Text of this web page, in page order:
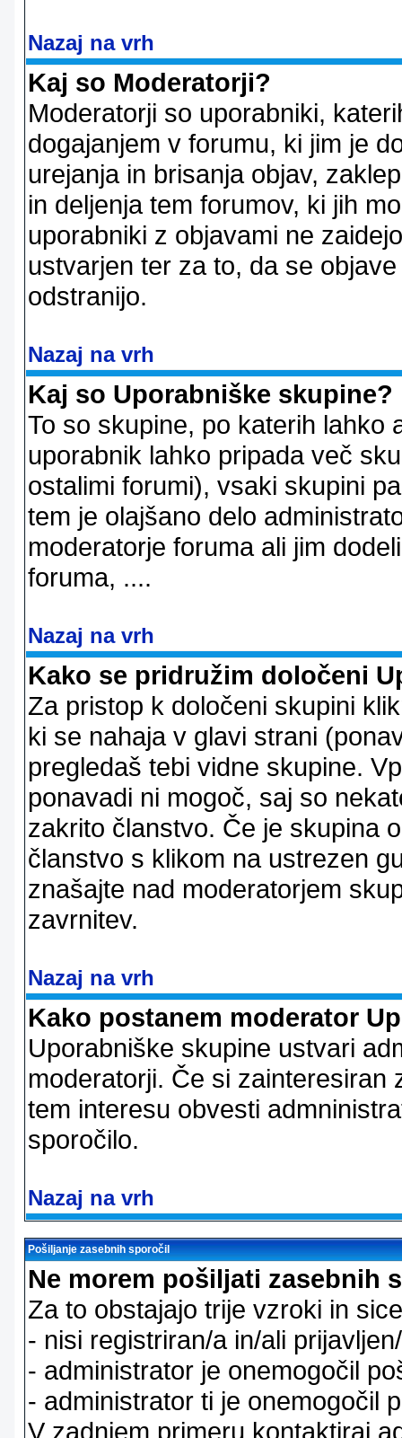
Nazaj na vrh
Kaj so Moderatorji?
Moderatorji so uporabniki,
dogajanjem v forumu, ki jim je
urejanja in brisanja objav,
in deljenja tem forumov, ki jih
uporabniki z objavami ne
ustvarjen ter za to, da se
odstranijo.
Nazaj na vrh
Kaj so Uporabniške skupine?
To so skupine, po katerih lahko
uporabnik lahko pripada več
ostalimi forumi), vsaki skupini
tem je olajšano delo
moderatorje foruma ali jim
foruma, ....
Nazaj na vrh
Kako se pridružim določeni
Za pristop k določeni skupini
ki se nahaja v glavi strani
pregledaš tebi vidne skupine.
ponavadi ni mogoč, saj so
zakrito članstvo. Če je skupina
članstvo s klikom na ustrezen
znašajte nad moderatorjem
zavrnitev.
Nazaj na vrh
Kako postanem moderator
Uporabniške skupine ustvari
moderatorji. Če si
tem interesu obvesti
sporočilo.
Nazaj na vrh
Pošiljanje zasebnih sporočil
Ne morem pošiljati zasebnih
Za to obstajajo trije vzroki in
- nisi registriran/a in/ali
- administrator je onemogočil
- administrator ti je onemogočil
V zadnjem primeru kontaktiraj